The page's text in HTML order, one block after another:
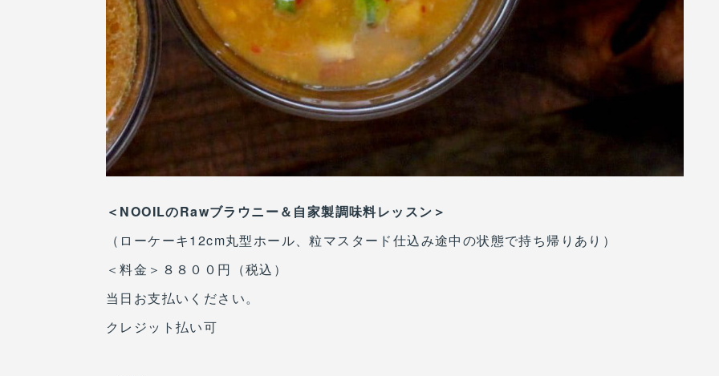
＜NOOILのRawブラウニー＆自家製調味料レッスン＞
（ローケーキ12cm丸型ホール、粒マスタード仕込み途中の状態で持ち帰りあり）
＜料金＞８８００円（税込）
当日お支払いください。
クレジット払い可